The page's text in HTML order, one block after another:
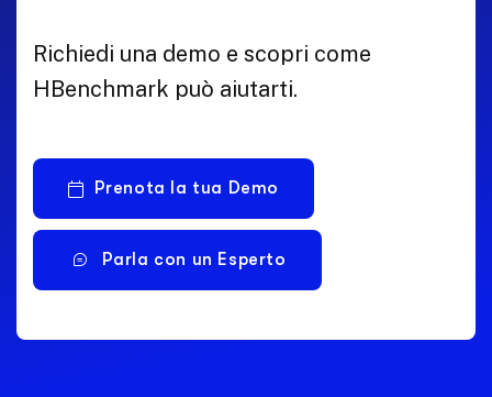
Richiedi una demo e scopri come
HBenchmark può aiutarti.
Prenota la tua Demo
Parla con un Esperto